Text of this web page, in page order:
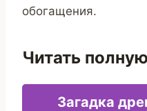
обогащения.
Читать
Загадка